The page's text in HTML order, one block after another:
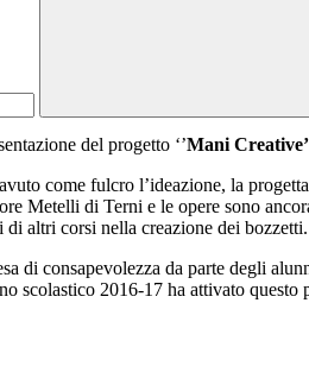
del progetto ‘’Mani Creative’
come fulcro l’ideazione, la
Metelli di Terni e le opere sono
altri corsi nella creazione dei bozzetti.
di consapevolezza da parte degli
scolastico 2016-17 ha attivato